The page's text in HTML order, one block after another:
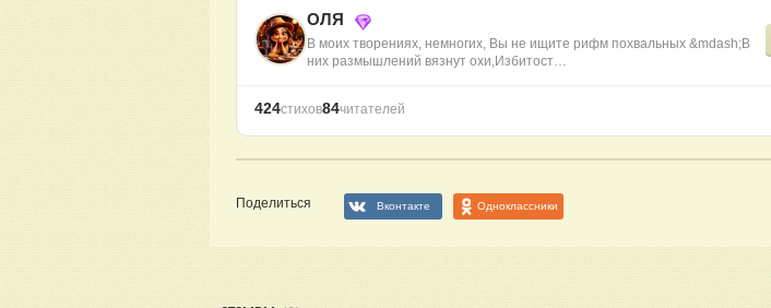
ОЛЯ
В моих творениях, немногих, Вы не ищите рифм похвальных &mdash;В
них размышлений вязнут охи,Избитост…
424стихов84читателей
Поделиться Вконтакте Одноклассники